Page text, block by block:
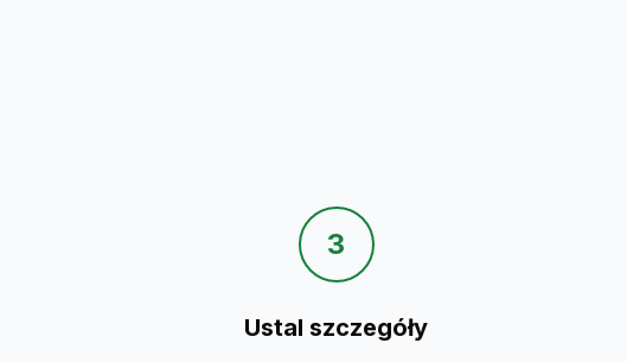
3
Ustal szczegóły